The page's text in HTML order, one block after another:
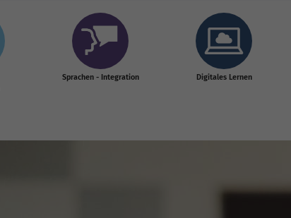
Sprachen - Integration Digitales Lernen